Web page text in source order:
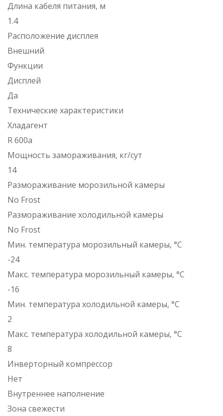
Длина кабеля питания, м
1.4
Расположение дисплея
Внешний
Функции
Дисплей
Да
Технические характеристики
Хладагент
R 600a
Мощность замораживания, кг/сут
14
Размораживание морозильной камеры
No Frost
Размораживание холодильной камеры
No Frost
Мин. температура морозильный камеры, °C
-24
Макс. температура морозильный камеры, °C
-16
Мин. температура холодильной камеры, °C
2
Макс. температура холодильной камеры, °C
8
Инверторный компрессор
Нет
Внутреннее наполнение
Зона свежести